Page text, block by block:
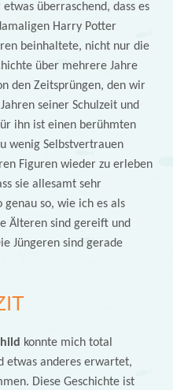
überraschend, dass es
Harry Potter
beinhaltete, nicht nur die
über mehrere Jahre
den Zeitsprüngen, den wir
seiner Schulzeit und
ihn ist einen berühmten
wenig Selbstvertrauen
Figuren wieder zu erleben
sie allesamt sehr
so, wie ich es als
Älteren sind gereift und
Jüngeren sind gerade
konnte mich total
etwas anderes erwartet,
Diese Geschichte ist